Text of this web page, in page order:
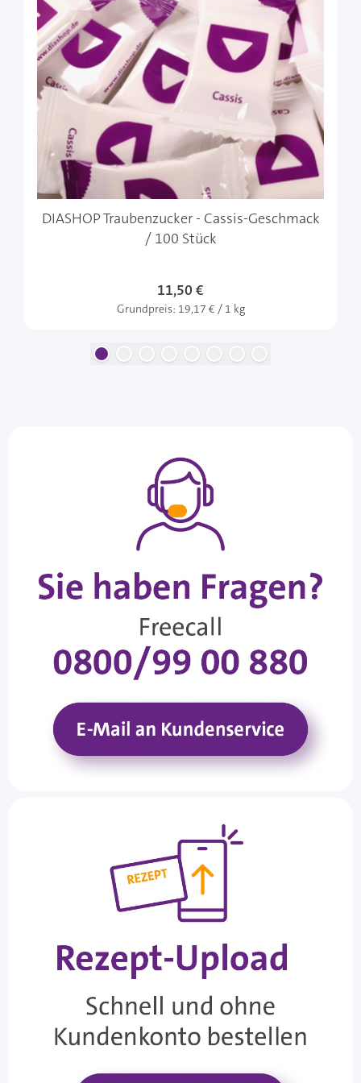
DIASHOP Traubenzucker - Cassis-Geschmack
/ 100 Stück
11,50 €
Grundpreis: 19,17 € / 1 kg